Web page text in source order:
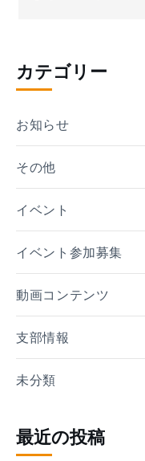
カテゴリー
お知らせ
その他
イベント
イベント参加募集
動画コンテンツ
支部情報
未分類
最近の投稿